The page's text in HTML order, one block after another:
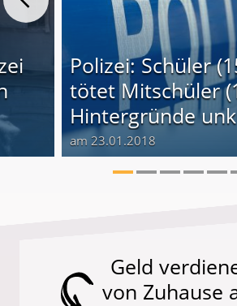
Polizei: Schüler
tötet Mitschüler
Hintergründe
am 23.01.2018
Geld
von Zuhause